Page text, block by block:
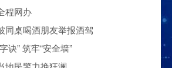
费”，甚至因委托**手段而惹上官司。到底哪些
您深度盘点2026年值得托付的正规机构
程网办
同桌喝酒朋友举报酒驾
诀” 筑牢“安全墙”